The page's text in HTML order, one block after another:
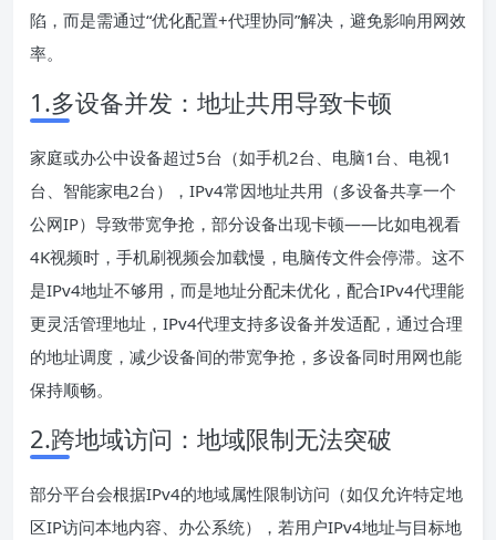
陷，而是需通过“优化配置+代理协同”解决，避免影响用网效
率。
1.多设备并发：地址共用导致卡顿
家庭或办公中设备超过5台（如手机2台、电脑1台、电视1
台、智能家电2台），IPv4常因地址共用（多设备共享一个
公网IP）导致带宽争抢，部分设备出现卡顿——比如电视看
4K视频时，手机刷视频会加载慢，电脑传文件会停滞。这不
是IPv4地址不够用，而是地址分配未优化，配合IPv4代理能
更灵活管理地址，IPv4代理支持多设备并发适配，通过合理
的地址调度，减少设备间的带宽争抢，多设备同时用网也能
保持顺畅。
2.跨地域访问：地域限制无法突破
部分平台会根据IPv4的地域属性限制访问（如仅允许特定地
区IP访问本地内容、办公系统），若用户IPv4地址与目标地